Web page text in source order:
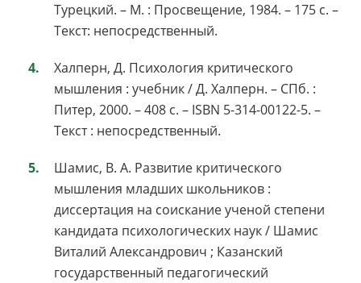
Турецкий. – М. : Просвещение, 1984. – 175 с. –
Текст: непосредственный.
Халперн, Д. Психология критического
мышления : учебник / Д. Халперн. – СПб. :
Питер, 2000. – 408 с. – ISBN 5-314-00122-5. –
Текст : непосредственный.
Шамис, В. А. Развитие критического
мышления младших школьников :
диссертация на соискание ученой степени
кандидата психологических наук / Шамис
Виталий Александрович ; Казанский
государственный педагогический